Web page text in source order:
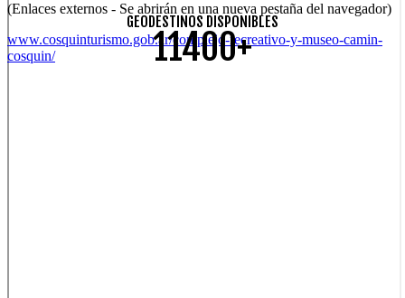
(Enlaces externos - Se abrirán en una nueva pestaña del navegador)
www.cosquinturismo.gob.ar/complejo-recreativo-y-museo-camin-
cosquin/
GEODESTINOS DISPONIBLES
11400+